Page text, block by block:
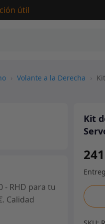
útil
› Volante a la Derecha ›
- RHD para tu
Calidad
Kit
Kit
de